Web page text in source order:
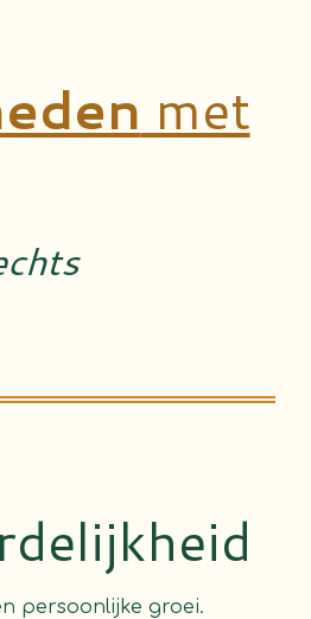
met
persoonlijke groei.